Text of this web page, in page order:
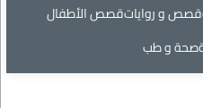
قصص و رواياتقصص الأطفال
صحة و طب